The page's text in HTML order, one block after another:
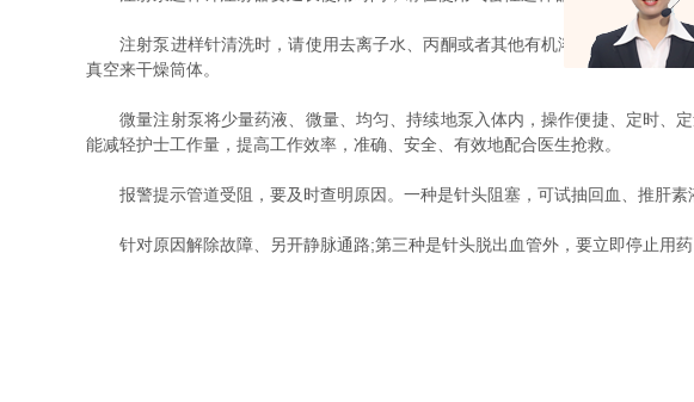
注射泵进样针清洗时，请使用去离子水、丙酮或者其他有机溶剂来清洗进样
真空来干燥筒体。
微量注射泵将少量药液、微量、均匀、持续地泵入体内，操作便捷、定时、定
能减轻护士工作量，提高工作效率，准确、安全、有效地配合医生抢救。
报警提示管道受阻，要及时查明原因。一种是针头阻塞，可试抽回血、推肝素
针对原因解除故障、另开静脉通路;第三种是针头脱出血管外，要立即停止用药